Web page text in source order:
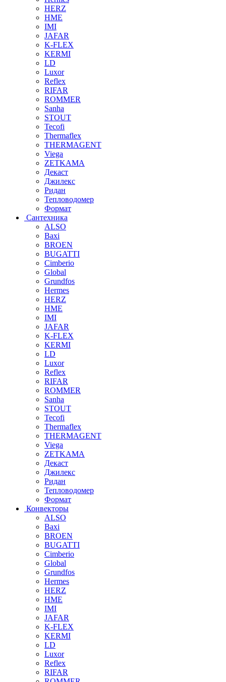
HERZ
HME
IMI
JAFAR
K-FLEX
KERMI
LD
Luxor
Reflex
RIFAR
ROMMER
Sanha
STOUT
Tecofi
Thermaflex
THERMAGENT
Viega
ZETKAMA
Декаст
Джилекс
Ридан
Тепловодомер
Формат
Сантехника
ALSO
Baxi
BROEN
BUGATTI
Cimberio
Global
Grundfos
Hermes
HERZ
HME
IMI
JAFAR
K-FLEX
KERMI
LD
Luxor
Reflex
RIFAR
ROMMER
Sanha
STOUT
Tecofi
Thermaflex
THERMAGENT
Viega
ZETKAMA
Декаст
Джилекс
Ридан
Тепловодомер
Формат
Конвекторы
ALSO
Baxi
BROEN
BUGATTI
Cimberio
Global
Grundfos
Hermes
HERZ
HME
IMI
JAFAR
K-FLEX
KERMI
LD
Luxor
Reflex
RIFAR